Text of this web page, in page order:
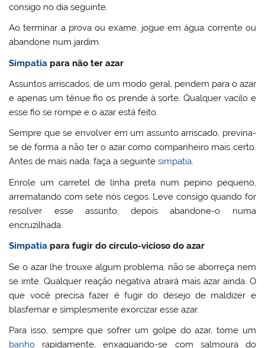
consigo no dia seguinte.
Ao terminar a prova ou exame, jogue em água corrente ou
abandone num jardim.
Simpatia para não ter azar
Assuntos arriscados, de um modo geral, pendem para o azar
e apenas um tênue fio os prende à sorte. Qualquer vacilo e
esse fio se rompe e o azar está feito.
Sempre que se envolver em um assunto arriscado, previna-
se de forma a não ter o azar como companheiro mais certo.
Antes de mais nada, faça a seguintesimpatia.
Enrole um carretel de linha preta num pepino pequeno,
arrematando com sete nós cegos. Leve consigo quando for
resolver esse assunto, depois abandone-o numa
encruzilhada.
Simpatia para fugir do círculo-vicioso do azar
Se o azar lhe trouxe algum problema, não se aborreça nem
se irrite. Qualquer reação negativa atrairá mais azar ainda. O
que você precisa fazer é fugir do desejo de maldizer e
blasfemar e simplesmente exorcizar esse azar.
Para isso, sempre que sofrer um golpe do azar, tome um
banho rapidamente, enxaguando-se com salmoura do